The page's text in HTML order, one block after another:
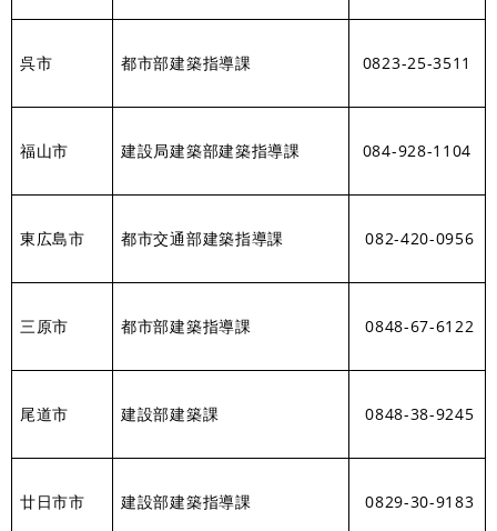
呉市 都市部建築指導課 0823-25-3511
福山市 建設局建築部建築指導課 084-928-1104
東広島市 都市交通部建築指導課 082-420-0956
三原市 都市部建築指導課 0848-67-6122
尾道市 建設部建築課 0848-38-9245
廿日市市 建設部建築指導課 0829-30-9183